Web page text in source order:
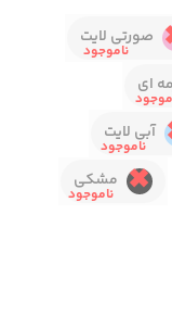
صورتی لایت
ای
آبی لایت
مشکی